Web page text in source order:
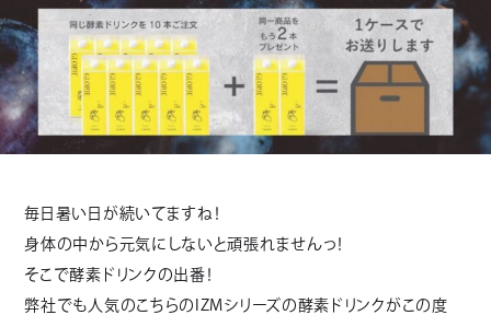
毎日暑い日が続いてますね！
身体の中から元気にしないと頑張れませんっ！
そこで酵素ドリンクの出番！
弊社でも人気のこちらのIZMシリーズの酵素ドリンクがこの度